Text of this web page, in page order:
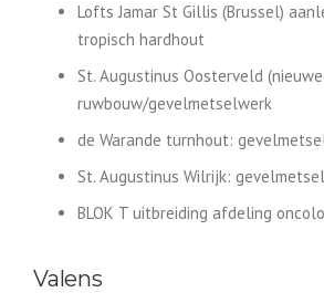
Lofts Jamar St Gillis (Brussel)
tropisch hardhout
St. Augustinus Oosterveld
ruwbouw/gevelmetselwerk
de Warande turnhout:
St. Augustinus Wilrijk:
BLOK T uitbreiding afdeling
Valens